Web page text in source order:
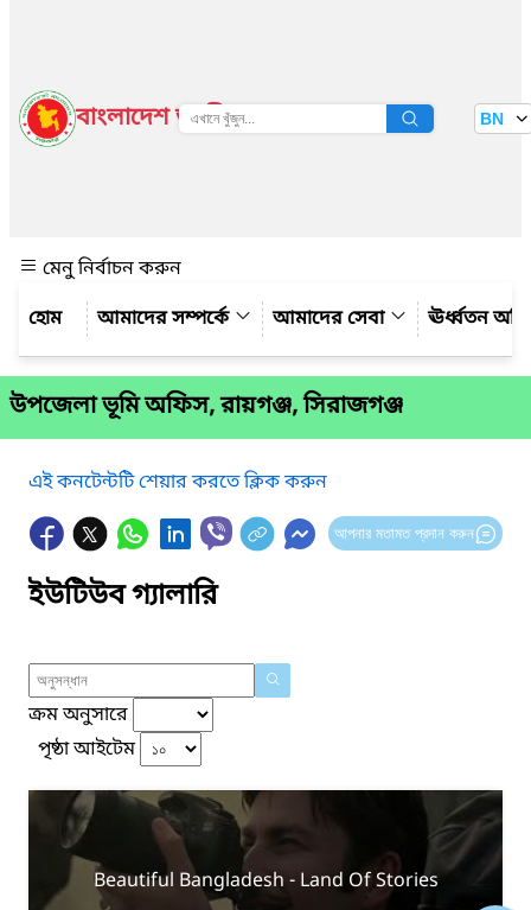
বাংলাদেশ জাতীয় তথ্য বাতায়ন BN
মেনু নির্বাচন করুন
আমাদের সম্পর্কে
আমাদের সেবা ঊর্ধ্বতন
উপজেলা ভূমি অফিস, রায়গঞ্জ, সিরাজগঞ্জ
এই কনটেন্টটি শেয়ার করতে ক্লিক করুন
আপনার মতামত প্রদান করুন
ইউটিউব গ্যালারি
ক্রম অনুসারে
পৃষ্ঠা আইটেম
Beautiful Bangladesh - Land Of Stories